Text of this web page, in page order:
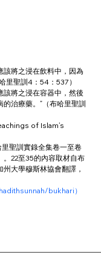
該將之浸在飲料中，因為
里聖訓4：54：537）
該將之浸在容器中，然後
治療藥。”（布哈里聖訓
of Islam’s
聖訓實錄全集卷一至卷
。22至35的內容取材自布
大學穆斯林協會翻譯，
bukhari）